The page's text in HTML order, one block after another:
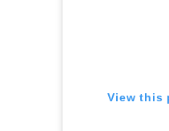
View this